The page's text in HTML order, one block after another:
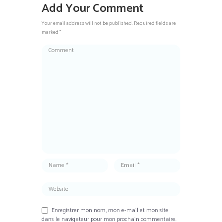
Add Your Comment
Your email address will not be published. Required fields are
marked *
Enregistrer mon nom, mon e-mail et mon site
dans le navigateur pour mon prochain commentaire.